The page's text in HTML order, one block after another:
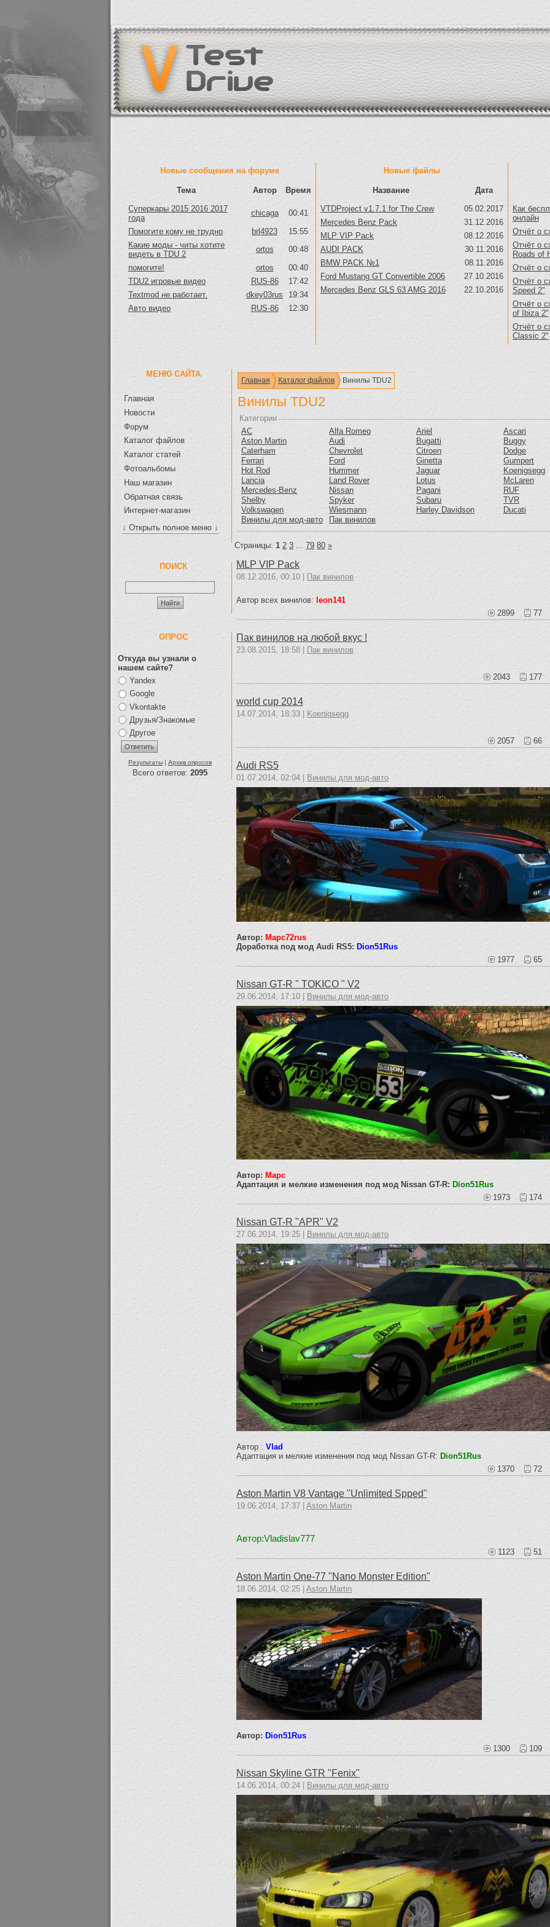
Новые сообщения на форуме
Тема Автор
Время
Суперкары 2015 2016 2017
года
chicaga
00:41
Помогите кому не трудно
brl4923
15:55
Какие моды - читы хотите
видеть в TDU 2
ortos
00:48
помогите!
ortos
00:40
TDU2 игровые видео
RUS-86
17:42
Textmod не работает.
dkey03rus
19:34
Авто видео
RUS-86 12:30
Новые файлы
Название
Дата
VTDProject v1.7.1 for The Crew
05.02.2017
Mercedes Benz Pack
31.12.2016
MLP VIP Pack
08.12.2016
AUDI PACK
30.11.2016
BMW PACK №1
08.11.2016
Ford Mustang GT Convertible 2006
27.10.2016
Mercedes Benz GLS 63 AMG 2016
22.10.2016
Как
онлайн
Отчёт о
Отчёт о
Roads of
Отчёт о
Отчёт о
Speed 2"
Отчёт о
of Ibiza 2"
Отчёт о
Classic 2"
МЕНЮ САЙТА
Главная
Новости
Форум
Каталог файлов
Каталог статей
Фотоальбомы
Наш магазин
Обратная связь
Интернет-магазин
↓ Открыть полное меню ↓
ПОИСК
ОПРОС
Откуда вы узнали о
нашем сайте?
Yandex
Google
Vkontakte
Друзья/Знакомые
Другое
Результаты | Архив опросов
Всего ответов: 2095
Главная Каталог файлов Винилы TDU2
Винилы TDU2
Категории
AC
Alfa Romeo Ariel
Ascari
Aston Martin
Audi Bugatti
Buggy
Caterham
Chevrolet Citroen
Dodge
Ferrari
Ford Ginetta
Gumpert
Hot Rod
Hummer Jaguar
Koenigsegg
Lancia
Land Rover Lotus
McLaren
Mercedes-Benz
Nissan Pagani
RUF
Shelby
Spyker Subaru
TVR
Volkswagen
Wiesmann Harley Davidson
Ducati
Винилы для мод-авто
Пак винилов
Страницы: 1 2 3 ... 79 80 »
MLP VIP Pack
08.12.2016, 00:10 | Пак винилов
Автор всех винилов: leon141
2899
77
Пак винилов на любой вкус !
23.08.2015, 18:58 | Пак винилов
2043 177
world cup 2014
14.07.2014, 18:33 | Koenigsegg
2057 66
Audi RS5
01.07.2014, 02:04 | Винилы для мод-авто
Автор: Mapc72rus
Доработка под мод Audi RS5: Dion51Rus
1977
65
Nissan GT-R " TOKICO " V2
29.06.2014, 17:10 | Винилы для мод-авто
Автор: Mapc
Адаптация и мелкие изменения под мод Nissan GT-R: Dion51Rus
1973
174
Nissan GT-R "APR" V2
27.06.2014, 19:25 | Винилы для мод-авто
Автор : Vlad
Адаптация и мелкие изменения под мод Nissan GT-R: Dion51Rus
1370
72
Aston Martin V8 Vantage "Unlimited Spped"
19.06.2014, 17:37 | Aston Martin
Автор:Vladislav777
1123 51
Aston Martin One-77 "Nano Monster Edition"
18.06.2014, 02:25 | Aston Martin
Автор: Dion51Rus
1300
109
Nissan Skyline GTR "Fenix"
14.06.2014, 00:24 | Винилы для мод-авто